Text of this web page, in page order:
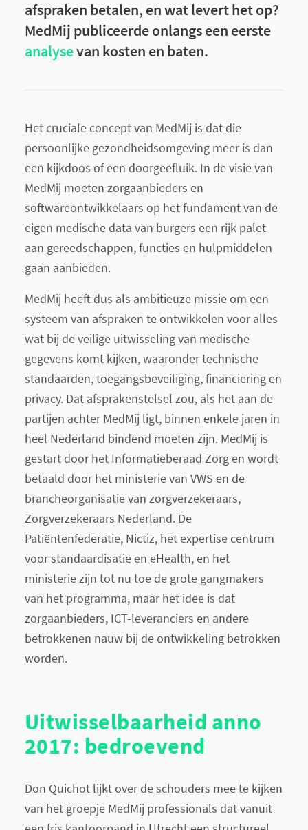
afspraken betalen, en wat levert het op?
MedMij publiceerde onlangs een eerste
analysevan kosten en baten.
Het cruciale concept van MedMij is dat die
persoonlijke gezondheidsomgeving meer is dan
een kijkdoos of een doorgeefluik. In de visie van
MedMij moeten zorgaanbieders en
softwareontwikkelaars op het fundament van de
eigen medische data van burgers een rijk palet
aan gereedschappen, functies en hulpmiddelen
gaan aanbieden.
MedMij heeft dus als ambitieuze missie om een
systeem van afspraken te ontwikkelen voor alles
wat bij de veilige uitwisseling van medische
gegevens komt kijken, waaronder technische
standaarden, toegangsbeveiliging, financiering en
privacy. Dat afsprakenstelsel zou, als het aan de
partijen achter MedMij ligt, binnen enkele jaren in
heel Nederland bindend moeten zijn. MedMij is
gestart door het Informatieberaad Zorg en wordt
betaald door het ministerie van VWS en de
brancheorganisatie van zorgverzekeraars,
Zorgverzekeraars Nederland. De
Patiëntenfederatie, Nictiz, het expertise centrum
voor standaardisatie en eHealth, en het
ministerie zijn tot nu toe de grote gangmakers
van het programma, maar het idee is dat
zorgaanbieders, ICT-leveranciers en andere
betrokkenen nauw bij de ontwikkeling betrokken
worden.
Uitwisselbaarheid anno
2017: bedroevend
Don Quichot lijkt over de schouders mee te kijken
van het groepje MedMij professionals dat vanuit